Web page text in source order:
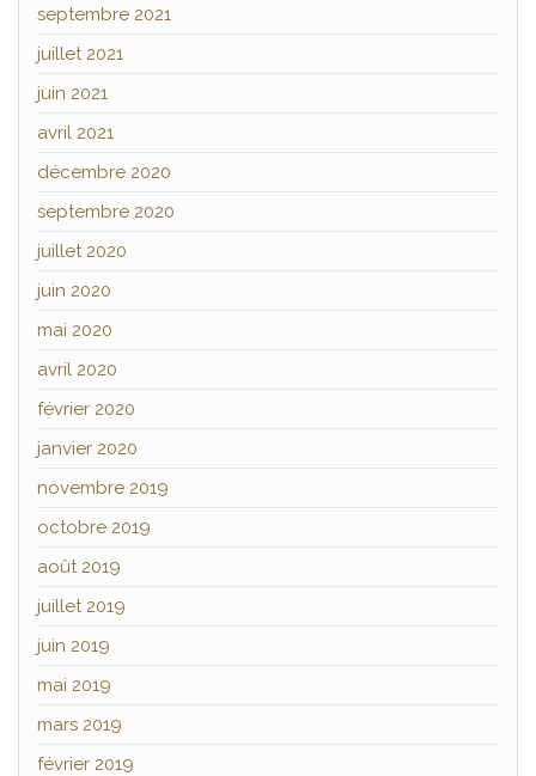
septembre 2021
juillet 2021
juin 2021
avril 2021
décembre 2020
septembre 2020
juillet 2020
juin 2020
mai 2020
avril 2020
février 2020
janvier 2020
novembre 2019
octobre 2019
août 2019
juillet 2019
juin 2019
mai 2019
mars 2019
février 2019